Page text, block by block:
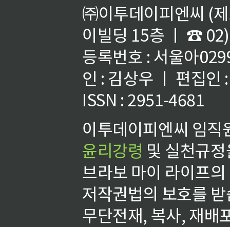
㈜이투데이피엔씨 (
이빌딩 15층 ㅣ ☎
등록번호 : 서울아
인 : 김상우 ㅣ 편집인
ISSN : 2951-4681
이투데이피엔씨 임
윤리강령 및 실천규
브라보 마이 라이프
저작권법의 보호를
무단전재, 복사, 재배